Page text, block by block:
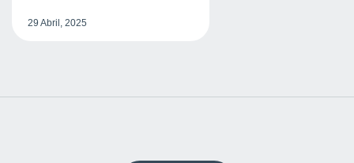
29 Abril, 2025